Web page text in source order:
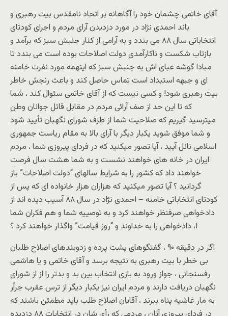
آقای خاتمی چشمان خود را آگاهانه بر اتحاد نامقدس بيت رهبری و
باند احمدی نژاد در مورد دزديدن آرای مردم و اجرای کودتای
انتخاباتی سال ۸۸ می بندد و به آرامی از کنار جنبش سبز که برآمد و
بازتاب شکست و ناکارآمدی دولت اصلاحات بوده است می بندد تا
مبادا گوشه عبای اش به جنبش سبز که اينهمه مورد نفرت خامنه
ای و جبهه استبداد است تماس حاصل کند و باعث رنجش خاطر
بيت رهبری شود! و کسی نيست که از آقای خاتمی سئوال کند ، شما
که تا اين حد از صف آرائی مردم در مقابل قاتل جوانان وطن
ميترسيد گيريم که صلاحيت شما از طرف شورای نگهبان تأييد شود
و شما موفق شويد يکبار ديگر با آرای بالا به مقام رياست جمهوری
اسلامی نائل آييد ، آيا تصور ميکنيد که در فردای پيروزی شما ، مردم
ايران در خانه های خواهند نشست و به شما هشت سال فرصت
خواهند داد که کشور را به شرايط سالهای “دولت اصلاحات” باز
گردانيد ؟ آيا تصور ميکنيد که هزاران هزار خانواده ای که پس از
کودتای انتخاباتی خامنه – احمدی نژاد در سال ۸۸ آسيب ديده اند از
دادخواهی صرفنظر خواهند کرد و به توصييه شما و هم فکران شما
، دادخواهی را به خداوند و “روز قيامت” واگذار خواهند کرد ؟!
اگر در دقيقه ۹۰ ، گفتگوهای پشت پرده و زدوبندهای اصلاح طلبان
بی خطر با بيت رهبری به نتيجه برسد و آقای خاتمی و يا هاشمی
رفسنجانی ، جواز ورود به بازی انتخاب بين بد و بدتر را از از شورای
نگهبان دريافت دارند و مردم ايران نيز يکبار ديگر از ترس عقرب جراّر
به مار غاشيه پناه ببرند ، آقايان اصلاح طلب بايد مطمئن باشند که